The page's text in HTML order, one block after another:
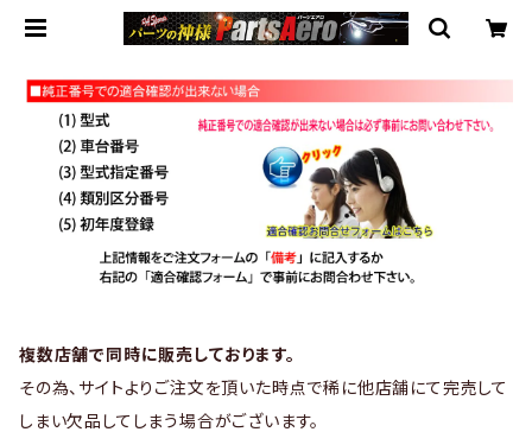
複数店舗で同時に販売しております。
その為、サイトよりご注文を頂いた時点で稀に他店舗にて完売して
しまい欠品してしまう場合がございます。